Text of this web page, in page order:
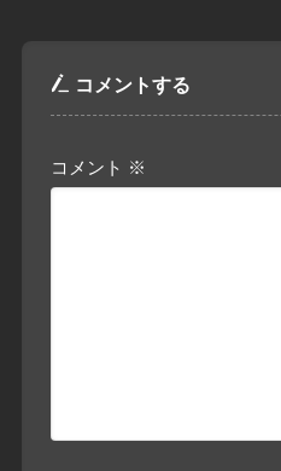
コメントする
コメント ※